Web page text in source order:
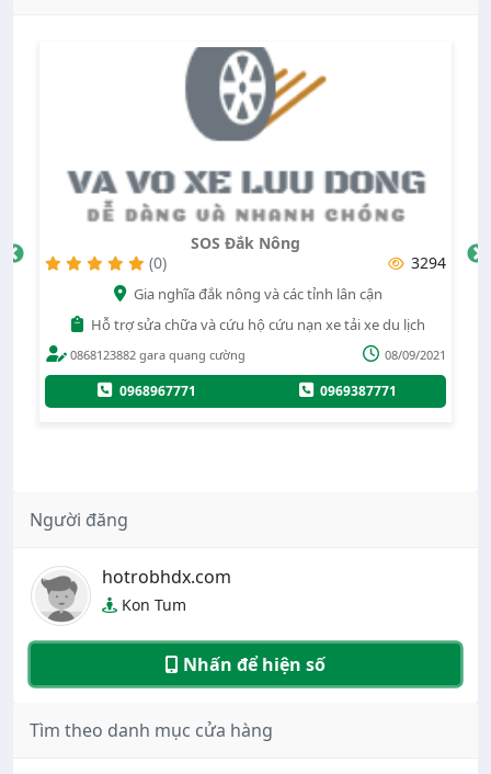
SOS Đắk Nông
(0)
3294
Gia nghĩa đắk nông và các tỉnh lân cận
Hỗ trợ sửa chữa và cứu hộ cứu nạn xe tải xe du lịch
0868123882 gara quang cường 08/09/2021
0968967771 0969387771
Người đăng
hotrobhdx.com
Kon Tum
Nhấn để hiện số
Tìm theo danh mục cửa hàng